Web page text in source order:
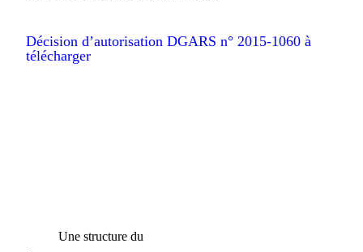
Décision d’autorisation DGARS n° 2015-1060 à
télécharger
Une structure du